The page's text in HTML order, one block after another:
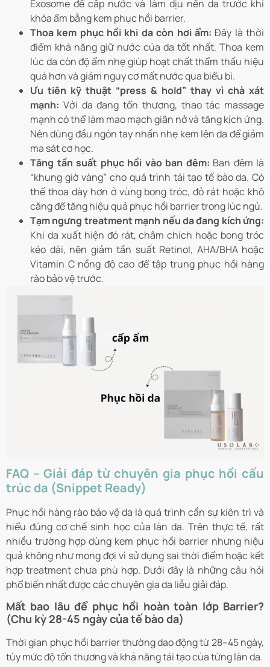
Exosome để cấp nước và làm dịu nền da trước khi
khóa ẩm bằng kem phục hồi barrier.
Thoa kem phục hồi khi da còn hơi ẩm: Đây là thời
điểm khả năng giữ nước của da tốt nhất. Thoa kem
lúc da còn độ ẩm nhẹ giúp hoạt chất thẩm thấu hiệu
quả hơn và giảm nguy cơ mất nước qua biểu bì.
Ưu tiên kỹ thuật “press & hold” thay vì chà xát
mạnh: Với da đang tổn thương, thao tác massage
mạnh có thể làm mao mạch giãn nở và tăng kích ứng.
Nên dùng đầu ngón tay nhấn nhẹ kem lên da để giảm
ma sát cơ học.
Tăng tần suất phục hồi vào ban đêm: Ban đêm là
“khung giờ vàng” cho quá trình tái tạo tế bào da. Có
thể thoa dày hơn ở vùng bong tróc, đỏ rát hoặc khô
căng để tăng hiệu quả phục hồi barrier trong lúc ngủ.
Tạm ngưng treatment mạnh nếu da đang kích ứng:
Khi da xuất hiện đỏ rát, châm chích hoặc bong tróc
kéo dài, nên giảm tần suất Retinol, AHA/BHA hoặc
Vitamin C nồng độ cao để tập trung phục hồi hàng
rào bảo vệ trước.
FAQ – Giải đáp từ chuyên gia phục hồi cấu
trúc da (Snippet Ready)
Phục hồi hàng rào bảo vệ da là quá trình cần sự kiên trì và
hiểu đúng cơ chế sinh học của làn da. Trên thực tế, rất
nhiều trường hợp dùng kem phục hồi barrier nhưng hiệu
quả không như mong đợi vì sử dụng sai thời điểm hoặc kết
hợp treatment chưa phù hợp. Dưới đây là những câu hỏi
phổ biến nhất được các chuyên gia da liễu giải đáp.
Mất bao lâu để phục hồi hoàn toàn lớp Barrier?
(Chu kỳ 28-45 ngày của tế bào da)
Thời gian phục hồi barrier thường dao động từ 28–45 ngày,
tùy mức độ tổn thương và khả năng tái tạo của từng làn da.